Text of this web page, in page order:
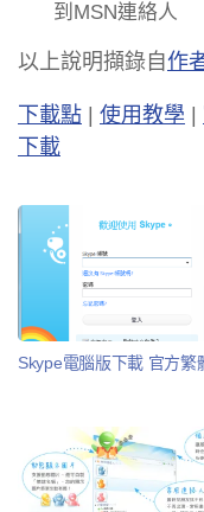
到MSN連絡人
以上說明擷錄自 作
下載點 使用教學
下載
Skype電腦版下載 官方繁